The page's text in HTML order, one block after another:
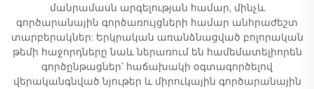
մանրամասն արգելության համար, մինչև
գործարանային գործառույցների համար անհրաժեշտ
տարբերակներ: Երկրական առանձնացված բոլորական
թեմի հաջորդները նաև ներառում են համեմատելիորեն
գործընթացներ՝ հաճախակի օգտագործելով
վերականգնված նյութեր և միրուկային գործարանային